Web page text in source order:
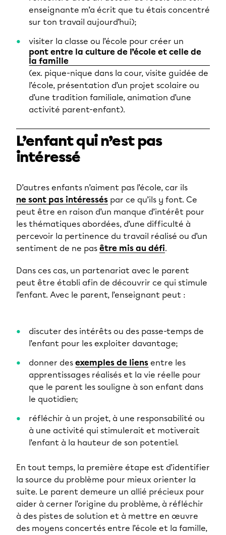
enseignante m’a écrit que tu étais concentré
sur ton travail aujourd’hui);
visiter la classe ou l’école pour créer un
pont entre la culture de l’école et celle de
la famille
(ex. pique-nique dans la cour, visite guidée de
l’école, présentation d’un projet scolaire ou
d’une tradition familiale, animation d’une
activité parent-enfant).
L’enfant qui n’est pas
intéressé
D’autres enfants n’aiment pas l’école, car ils
ne sont pas intéressés par ce qu’ils y font. Ce
peut être en raison d’un manque d’intérêt pour
les thématiques abordées, d’une difficulté à
percevoir la pertinence du travail réalisé ou d’un
sentiment de ne pas être mis au défi.
Dans ces cas, un partenariat avec le parent
peut être établi afin de découvrir ce qui stimule
l’enfant. Avec le parent, l’enseignant peut :
discuter des intérêts ou des passe-temps de
l’enfant pour les exploiter davantage;
donner des exemples de liens entre les
apprentissages réalisés et la vie réelle pour
que le parent les souligne à son enfant dans
le quotidien;
réfléchir à un projet, à une responsabilité ou
à une activité qui stimulerait et motiverait
l’enfant à la hauteur de son potentiel.
En tout temps, la première étape est d’identifier
la source du problème pour mieux orienter la
suite. Le parent demeure un allié précieux pour
aider à cerner l’origine du problème, à réfléchir
à des pistes de solution et à mettre en œuvre
des moyens concertés entre l’école et la famille,